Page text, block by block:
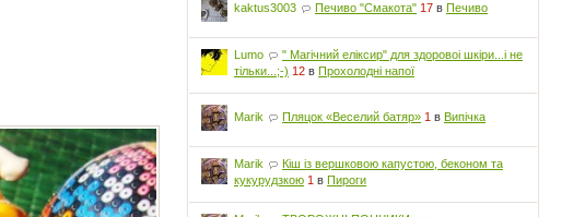
kaktus3003 Печиво "Смакота" 17 вПечиво
Lumo
" Магічний еліксир" для здоровоі шкіри...і не
тільки...;-) 12 вПрохолодні напої
Marik Пляцок «Веселий батяр» 1 вВипічка
Marik
Кіш із вершковою капустою, беконом та
кукурудзкою 1 вПироги